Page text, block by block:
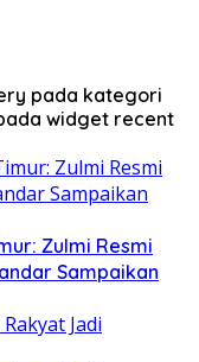
pada kategori
widget recent
Zulmi Resmi
Sampaikan